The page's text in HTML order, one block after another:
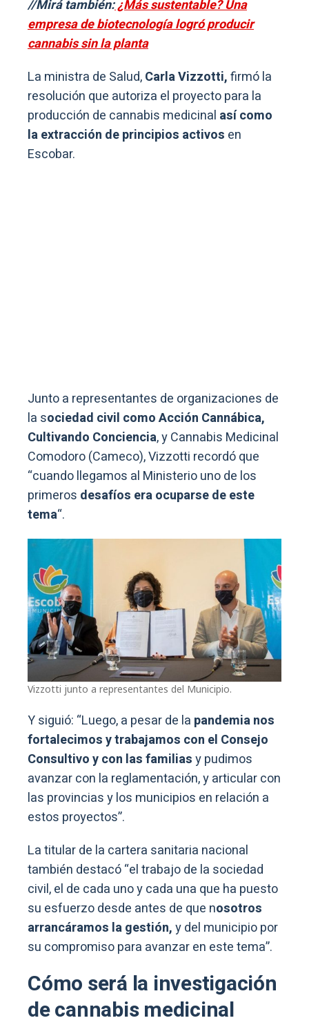
//Mirá también:¿Más sustentable? Una
empresa de biotecnología logró producir
cannabis sin la planta
La ministra de Salud,Carla Vizzotti,firmó la
resolución que autoriza el proyecto para la
producción de cannabis medicinal así como
la extracción de principios activos en
Escobar.
Junto a representantes de organizaciones de
la sociedad civil como Acción Cannábica,
Cultivando Conciencia, y Cannabis Medicinal
Comodoro (Cameco), Vizzotti recordó que
“cuando llegamos al Ministerio uno de los
primeros desafíos era ocuparse de este
tema“.
Vizzotti junto a representantes del Municipio.
Y siguió: “Luego, a pesar de la pandemia nos
fortalecimos y trabajamos con el Consejo
Consultivo y con las familiasy pudimos
avanzar con la reglamentación, y articular con
las provincias y los municipios en relación a
estos proyectos”.
La titular de la cartera sanitaria nacional
también destacó “el trabajo de la sociedad
civil, el de cada uno y cada una que ha puesto
su esfuerzo desde antes de que nosotros
arrancáramos la gestión,y del municipio por
su compromiso para avanzar en este tema”.
Cómo será la investigación
de cannabis medicinal